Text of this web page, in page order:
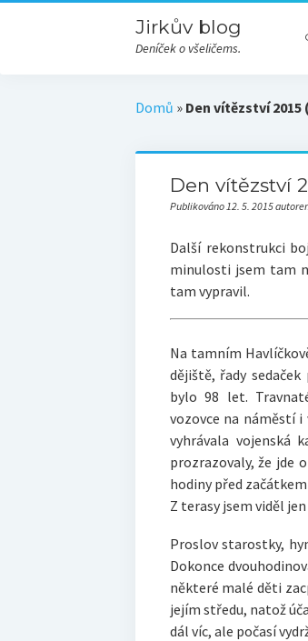
Jirkův blog
Deníček o všeličems.
Domů » Den vítězství
Den vítězství
Publikováno 12. 5. 2015
Další rekonstrukci
minulosti jsem tam
tam vypravil.
Na tamním
dějiště, řady
bylo 98 let.
vozovce na náměstí
vyhrávala vojenská
prozrazovaly, že jde
hodiny před
Z terasy jsem viděl
Proslov starostky,
Dokonce
některé malé děti
jejím středu, natož
dál víc, ale počasí